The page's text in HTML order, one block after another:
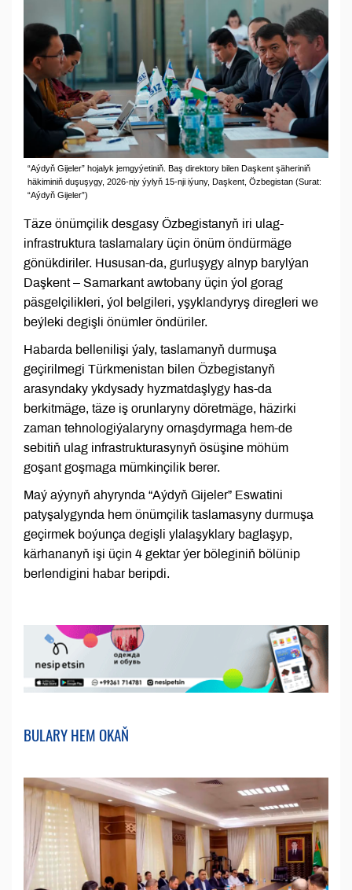
“Aýdyň Gijeler” hojalyk jemgyýetiniň. Baş direktory bilen Daşkent şäheriniň
häkiminiň duşuşygy, 2026-njy ýylyň 15-nji iýuny, Daşkent, Özbegistan (Surat:
“Aýdyň Gijeler”)
Täze önümçilik desgasy Özbegistanyň iri ulag-
infrastruktura taslamalary üçin önüm öndürmäge
gönükdiriler. Hususan-da, gurluşygy alnyp barylýan
Daşkent – Samarkant awtobany üçin ýol gorag
päsgelçilikleri, ýol belgileri, yşyklandyryş diregleri we
beýleki degişli önümler öndüriler.
Habarda bellenilişi ýaly, taslamanyň durmuşa
geçirilmegi Türkmenistan bilen Özbegistanyň
arasyndaky ykdysady hyzmatdaşlygy has-da
berkitmäge, täze iş orunlaryny döretmäge, häzirki
zaman tehnologiýalaryny ornaşdyrmaga hem-de
sebitiň ulag infrastrukturasynyň ösüşine möhüm
goşant goşmaga mümkinçilik berer.
Maý aýynyň ahyrynda “Aýdyň Gijeler” Eswatini
patyşalygynda hem önümçilik taslamasyny durmuşa
geçirmek boýunça degişli ylalaşyklary baglaşyp,
kärhananyň işi üçin 4 gektar ýer böleginiň bölünip
berlendigini habar beripdi.
BULARY HEM OKAŇ